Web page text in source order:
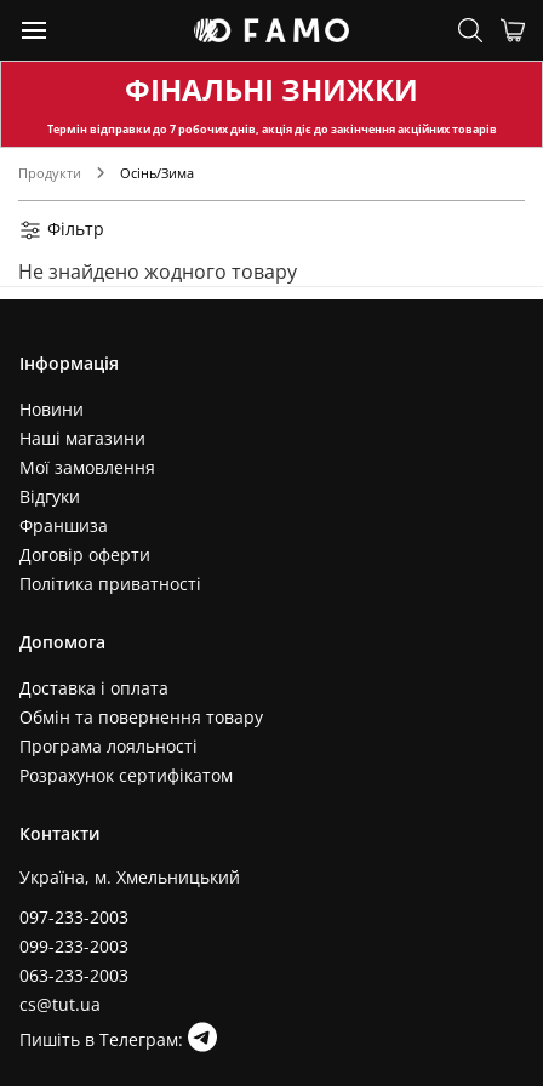
ФІНАЛЬНІ ЗНИЖКИ
Термін відправкидо 7 робочих днів, акція діє до закінчення акційних товарів
Продукти Осінь/Зима
Фільтр
Не знайдено жодного товару
Інформація
Новини
Наші магазини
Мої замовлення
Відгуки
Франшиза
Договір оферти
Політика приватності
Допомога
Доставка і оплата
Обмін та повернення товару
Програма лояльності
Розрахунок сертифікатом
Контакти
Україна, м. Хмельницький
097-233-2003
099-233-2003
063-233-2003
cs@tut.ua
Пишіть в Телеграм: